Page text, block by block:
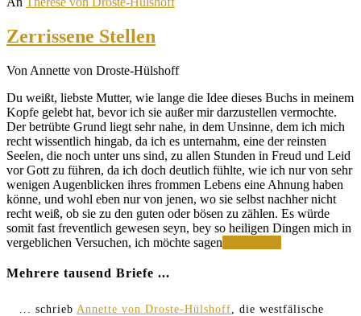
Zerrissene Stellen
Von Annette von Droste-Hülshoff
Du weißt, liebste Mutter, wie lange die Idee dieses Buchs in meinem
Kopfe gelebt hat, bevor ich sie außer mir darzustellen vermochte.
Der betrübte Grund liegt sehr nahe, in dem Unsinne, dem ich mich
recht wissentlich hingab, da ich es unternahm, eine der reinsten
Seelen, die noch unter uns sind, zu allen Stunden in Freud und Leid
vor Gott zu führen, da ich doch deutlich fühlte, wie ich nur von sehr
wenigen Augenblicken ihres frommen Lebens eine Ahnung haben
könne, und wohl eben nur von jenen, wo sie selbst nachher nicht
recht weiß, ob sie zu den guten oder bösen zu zählen. Es würde
somit fast freventlich gewesen seyn, bey so heiligen Dingen mich in
vergeblichen Versuchen, ich möchte sagen
Mehrere tausend Briefe ...
... schrieb Annette von Droste-Hülshoff , die westfälische